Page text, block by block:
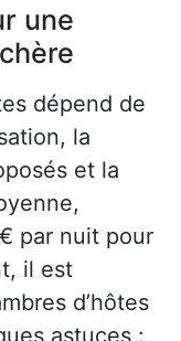
une
dépend de
la
et la
par nuit pour
il est
d’hôtes
astuces :